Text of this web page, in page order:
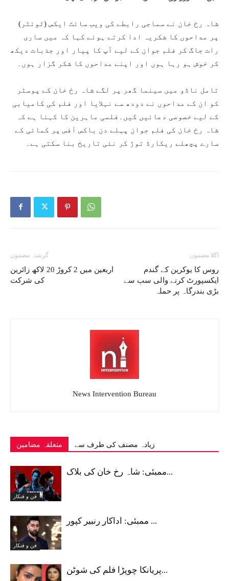
شاہ رخ خان نے سماجی رابطے کی ویب سائٹ ایکس (ٹوئٹر)
پر مداحوں کا شکریہ ادا کرتے ہوئے کہا کہ میں ساری
رات جاگ کر فلم جوان کے لیے آپ کا پیار اور جذبات دیکھ
کر خوش ہو رہا ہوں اور اپنے مداحوں کا شکر گزار ہوں۔
تامل ناڈو میں سینما گھر پر لگے شاہ رخ خان کے پوسٹر
کو ان کے مداحوں نے دودھ سے نہلایا اور فلم کی کامیابی
کے لیے خصوصی دعائیں کیں۔فلمی ماہرین کا کہنا ہے کہ
شاہ رخ خان کی فلم جوان پہلے دن باکس آفس پر کمائی کے
سارے پچھلے ریکارڈ توڑ کر نئی تاریخ بنا سکتی ہے۔
گزشتہ مضمون
اربعین میں 2 کروڑ 20 لاکھ زائرین
کی شرکت
اگلا مضمون
روس کا یوکرین کے گندم
ایکسپورٹ کرنے والی سب سے
بڑی بندرگاہ پر حملہ
News Intervention Bureau
متعلقہ مضامین زیادہ مصنف کی طرف سے
فن و فنکار
ممبئی: شاہ رخ خان کی بلاک...
فن و فنکار
ممبئی: اداکار رنبیر کپور ...
پریانکا چوپڑا فلم کی شوٹن...